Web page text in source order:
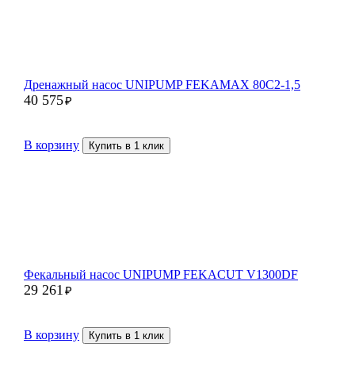
Дренажный насос UNIPUMP FEKAMAX 80С2-1,5
40 575₽
В корзину Купить в 1 клик
Фекальный насос UNIPUMP FEKACUT V1300DF
29 261 ₽
В корзину Купить в 1 клик